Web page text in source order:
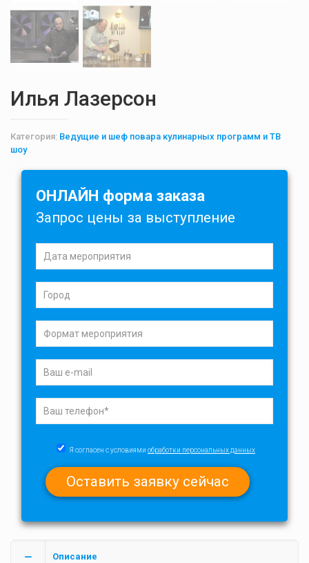
Илья Лазерсон
Категория: Ведущие и шеф повара кулинарных программ и ТВ
шоу
ОНЛАЙН форма заказа
Запрос цены за выступление
Я согласен с условиями обработки персональных данных
Описание